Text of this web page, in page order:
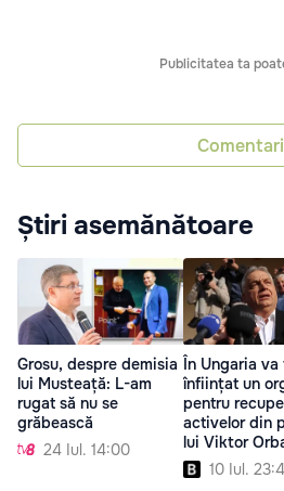
Publicitatea ta
Știri asemănătoare
Grosu, despre demisia
lui Musteață: L-am
rugat să nu se
grăbească
24 Iul. 14:00
În Ungaria va
înființat un
pentru
activelor din
lui Viktor
10 Iul.